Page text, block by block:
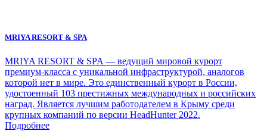
MRIYA RESORT & SPA
MRIYA RESORT & SPA — ведущий мировой курорт
премиум-класса с уникальной инфраструктурой, аналогов
которой нет в мире. Это единственный курорт в России,
удостоенный 103 престижных международных и российских
наград. Является лучшим работодателем в Крыму среди
крупных компаний по версии HeadHunter 2022.
Подробнее